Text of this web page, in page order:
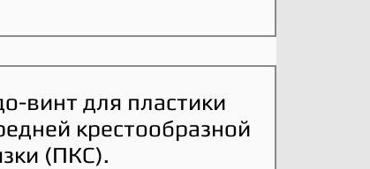
винт для пластики
крестообразной
(ПКС).